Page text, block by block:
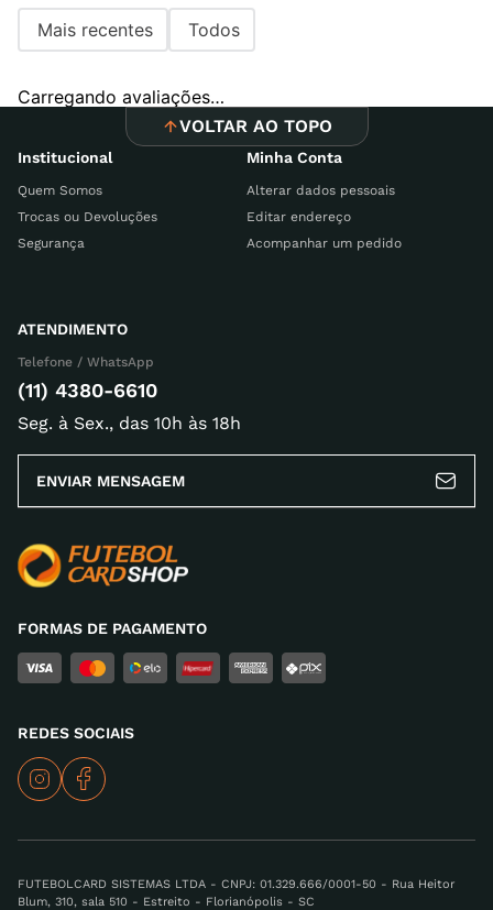
Mais recentes Todos
Carregando avaliações…
VOLTAR AO TOPO
Institucional
Quem Somos
Trocas ou Devoluções
Segurança
Minha Conta
Alterar dados pessoais
Editar endereço
Acompanhar um pedido
ATENDIMENTO
Telefone / WhatsApp
(11) 4380-6610
Seg. à Sex., das 10h às 18h
ENVIAR MENSAGEM
FORMAS DE PAGAMENTO
REDES SOCIAIS
FUTEBOLCARD SISTEMAS LTDA - CNPJ: 01.329.666/0001-50 - Rua Heitor
Blum, 310, sala 510 - Estreito - Florianópolis - SC